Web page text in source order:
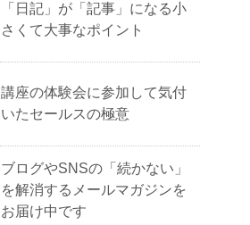
「日記」が「記事」になる小
さくて大事なポイント
講座の体験会に参加して気付
いたセールスの極意
ブログやSNSの「続かない」
を解消するメールマガジンを
お届け中です